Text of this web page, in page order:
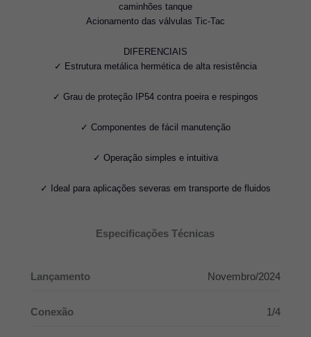
caminhões tanque
Acionamento das válvulas Tic-Tac
DIFERENCIAIS
✓ Estrutura metálica hermética de alta resistência
✓ Grau de proteção IP54 contra poeira e respingos
✓ Componentes de fácil manutenção
✓ Operação simples e intuitiva
✓ Ideal para aplicações severas em transporte de fluidos
Especificações Técnicas
Lançamento Novembro/2024
Conexão 1/4